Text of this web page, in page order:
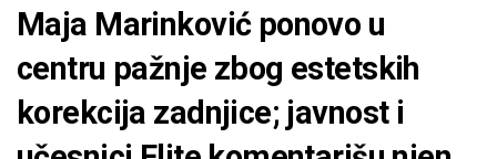
Maja Marinković ponovo u
centru pažnje zbog estetskih
korekcija zadnjice; javnost i